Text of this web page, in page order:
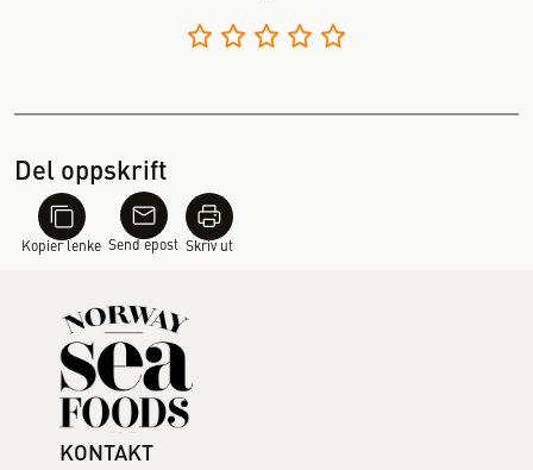
Del oppskrift
Kopier lenke Send epost Skriv ut
KONTAKT